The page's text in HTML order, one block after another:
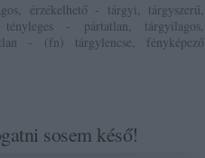
érzékelhető - tárgyi, tárgyszerű,
tényleges - pártatlan, tárgyilagos,
- (fn) tárgylencse, fényképező
sosem késő!